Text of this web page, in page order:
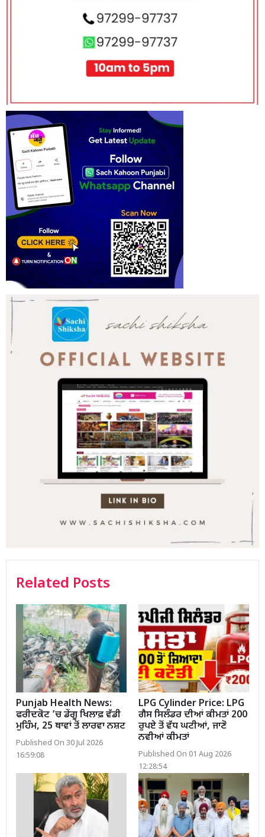
Related Posts
Punjab Health News:
ਫਰੀਦਕੋਟ ’ਚ ਡੇਂਗੂ ਖਿਲਾਫ਼ ਵੱਡੀ
ਮੁਹਿੰਮ, 25 ਥਾਵਾਂ ਤੋਂ ਲਾਰਵਾ ਨਸ਼ਟ
Published On 30 Jul 2026
16:59:08
LPG Cylinder Price: LPG
ਗੈਸ ਸਿਲੰਡਰ ਦੀਆਂ ਕੀਮਤਾਂ 200
ਰੁਪਏ ਤੋਂ ਵੱਧ ਘਟੀਆਂ, ਜਾਣੋ
ਨਵੀਆਂ ਕੀਮਤਾਂ
Published On 01 Aug 2026
12:28:54